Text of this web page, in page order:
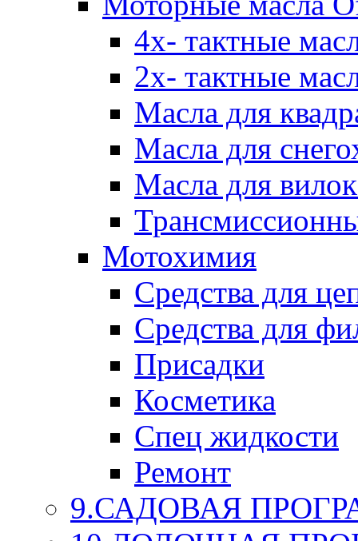
4х- тактные
2х- тактные
Масла для
Масла для
Масла для
Мотохимия
Средства для
Средства для
Присадки
Косметика
Спец жидкости
Ремонт
9.САДОВАЯ